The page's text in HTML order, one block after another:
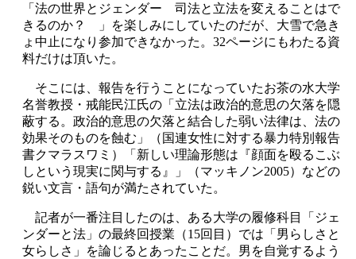
「法の世界とジェンダー 司法と立法を変えることはで
きるのか？ 」を楽しみにしていたのだが、大雪で急き
ょ中止になり参加できなかった。32ページにもわたる資
料だけは頂いた。
そこには、報告を行うことになっていたお茶の水大学
名誉教授・戒能民江氏の「立法は政治的意思の欠落を隠
蔽する。政治的意思の欠落と結合した弱い法律は、法の
効果そのものを蝕む」（国連女性に対する暴力特別報告
書クマラスワミ）「新しい理論形態は『顔面を殴るこぶ
しという現実に関与する』」（マッキノン2005）などの
鋭い文言・語句が満たされていた。
記者が一番注目したのは、ある大学の履修科目「ジェ
ンダーと法」の最終回授業（15回目）では「男らしさと
女らしさ」を論じるとあったことだ。男を自覚するよう